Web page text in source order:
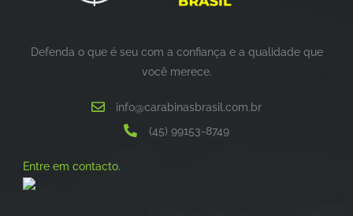
Defenda o que é seu com a confiança e a qualidade que
você merece.
info@carabinasbrasil.com.br
(45) 99153-8749
Entre em contacto.